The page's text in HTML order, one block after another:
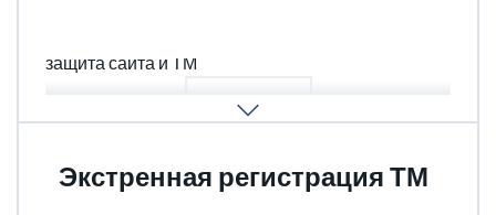
защита сайта и ТМ
ПОДРОБНЕЕ
Экстренная регистрация ТМ